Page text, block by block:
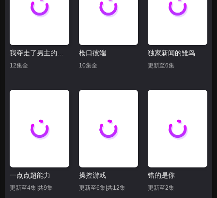
我夺走了男主的初夜
12集全
枪口彼端
10集全
独家新闻的雏鸟
更新至6集
一点点超能力
更新至4集|共9集
操控游戏
更新至6集|共12集
错的是你
更新至2集